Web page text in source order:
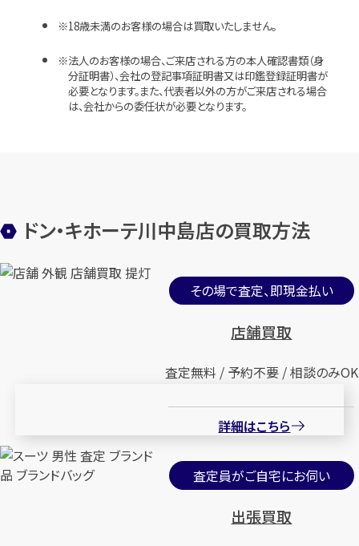
18歳未満のお客様の場合は買取いたしません。
法人のお客様の場合、ご来店される方の本人確認書類（身
分証明書）、会社の登記事項証明書又は印鑑登録証明書が
必要となります。また、代表者以外の方がご来店される場合
は、会社からの委任状が必要となります。
ドン・キホーテ川中島店の買取方法
その場で査定、即現金払い
店舗買取
査定無料 / 予約不要 / 相談のみOK
詳細はこちら
査定員がご自宅にお伺い
出張買取